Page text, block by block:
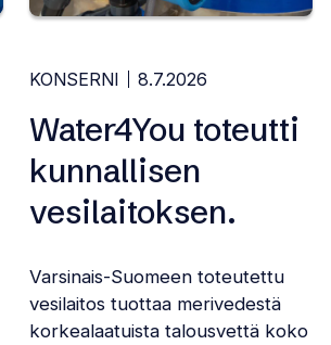
KONSERNI 8.7.2026
Water4You toteutti
kunnallisen
vesilaitoksen.
Varsinais-Suomeen toteutettu
vesilaitos tuottaa merivedestä
korkealaatuista talousvettä koko